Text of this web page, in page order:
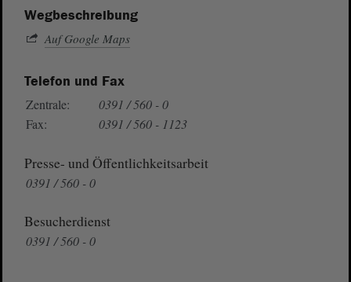
Wegbeschreibung
Auf Google Maps
Telefon und Fax
Zentrale:
0391 / 560 - 0
Fax:
0391 / 560 - 1123
Presse- und Öffentlichkeitsarbeit
0391 / 560 - 0
Besucherdienst
0391 / 560 - 0